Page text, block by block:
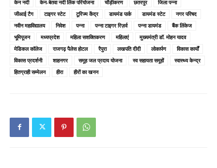
केन नदी केन-बेतवा नदी लिंक परियोजना चौड़ीकरण छतरपुर
जिला पन्ना
जीआई टैग
टाइगर स्टेट टूरिज्म केंद्र डायमंड पार्क डायमंड स्टेट
नगर परिषद
नवीन महाविद्यालय
निवेश पन्ना पन्ना टाइगर रिज़र्व पन्ना डायमंड
बैंक लिंकेज
भूमिपूजन
मध्यप्रदेश महिला सशक्तिकरण महिलाएं
मुख्यमंत्री डॉ. मोहन यादव
मेडिकल कॉलेज
राजगढ़ पैलेस होटल रैपुरा लखपति दीदी लोकार्पण
विकास कार्यों
विकास प्रदर्शनी
शाहनगर समूह जल प्रदाय योजना स्व सहायता समूहों
स्वास्थ्य केन्द्र
हितग्राही सम्मेलन
हीरा हीरों का खनन